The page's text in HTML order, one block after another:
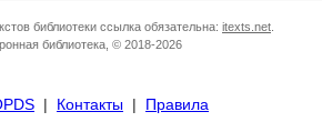
библиотеки ссылка обязательна: itexts.net
библиотека, © 2018-2026
| Контакты | Правила